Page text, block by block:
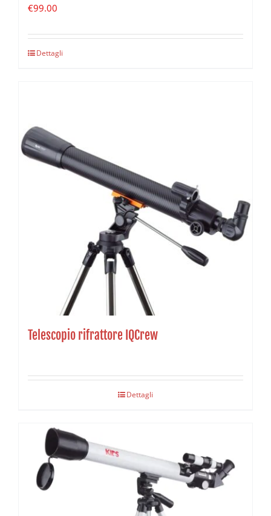
€99.00
Dettagli
Telescopio rifrattore IQCrew
Dettagli